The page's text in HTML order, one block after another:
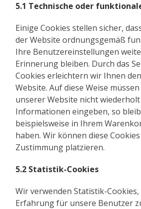
5.1 Technische oder
Einige Cookies stellen sicher,
der Website ordnungsgemäß
Ihre Benutzereinstellungen
Erinnerung bleiben. Durch das
Cookies erleichtern wir Ihnen
Website. Auf diese Weise
unserer Website nicht
Informationen eingeben, so
beispielsweise in Ihrem
haben. Wir können diese
Zustimmung platzieren.
5.2 Statistik-Cookies
Wir verwenden Statistik-
Erfahrung für unsere Benutzer